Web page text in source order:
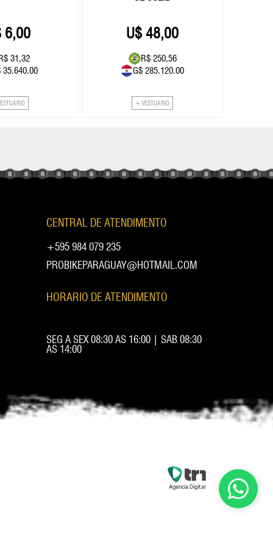
6,00
31,32
35.640.00
48,00
R$ 250,56
G$ 285.120.00
+ VESTUÁRIO
CENTRAL DE ATENDIMENTO
+595 984 079 235
PROBIKEPARAGUAY@HOTMAIL.COM
HORARIO DE ATENDIMENTO
SEG A SEX 08:30 AS 16:00 | SAB 08:30
AS 14:00